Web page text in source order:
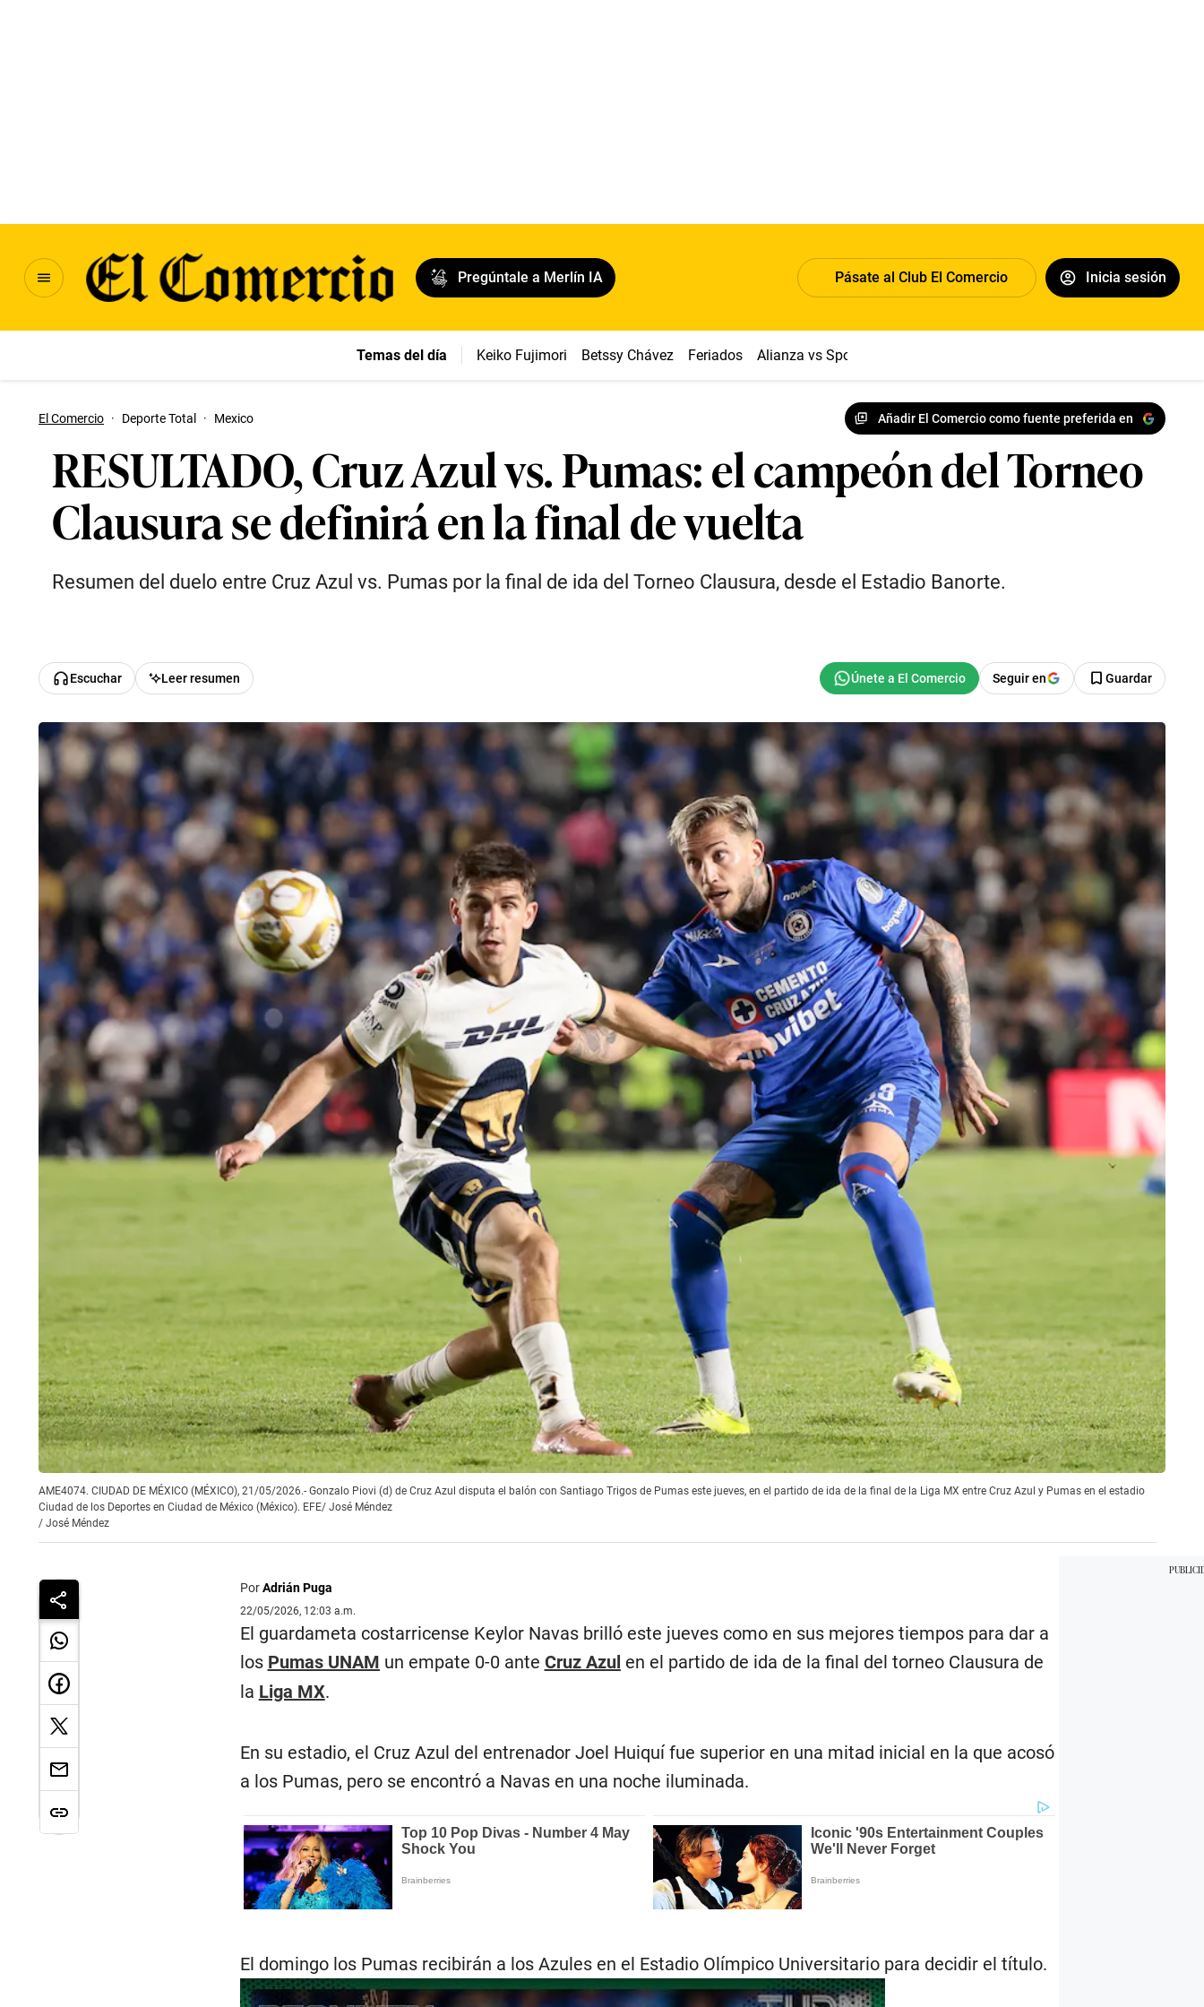
Pregúntale a Merlín IA Pásate al Club El Comercio Inicia sesión
Temas del día Keiko Fujimori Betssy Chávez Feriados Alianza vs Sport Boys
El Comercio · Deporte Total · Mexico Añadir El Comercio como fuente preferida en
RESULTADO, Cruz Azul vs. Pumas: el campeón del Torneo
Clausura se definirá en la final de vuelta
Resumen del duelo entre Cruz Azul vs. Pumas por la final de ida del Torneo Clausura, desde el Estadio Banorte.
Escuchar Leer resumen Seguir en Guardar
AME4074. CIUDAD DE MÉXICO (MÉXICO), 21/05/2026.- Gonzalo Piovi (d) de Cruz Azul disputa el balón con Santiago Trigos de Pumas este jueves, en el partido de ida de la final de la Liga MX entre Cruz Azul y Pumas en el estadio
Ciudad de los Deportes en Ciudad de México (México). EFE/ José Méndez
/ José Méndez
PorAdrián Puga
22/05/2026, 12:03 a.m.
El guardameta costarricense Keylor Navas brilló este jueves como en sus mejores tiempos para dar a
los Pumas UNAM un empate 0-0 ante Cruz Azul en el partido de ida de la final del torneo Clausura de
la Liga MX.
En su estadio, el Cruz Azul del entrenador Joel Huiquí fue superior en una mitad inicial en la que acosó
a los Pumas, pero se encontró a Navas en una noche iluminada.
El domingo los Pumas recibirán a los Azules en el Estadio Olímpico Universitario para decidir el título.